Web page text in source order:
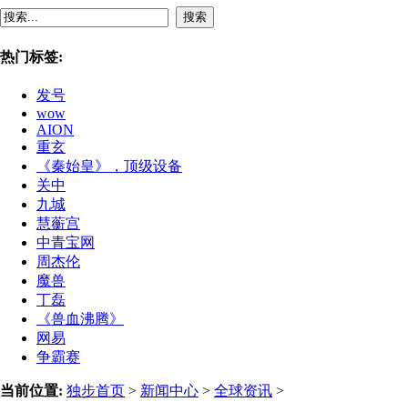
搜索
热门标签:
发号
wow
AION
重玄
《秦始皇》，顶级设备
关中
九城
慧蘅宫
中青宝网
周杰伦
魔兽
丁磊
《兽血沸腾》
网易
争霸赛
当前位置: 独步首页 > 新闻中心 > 全球资讯 >